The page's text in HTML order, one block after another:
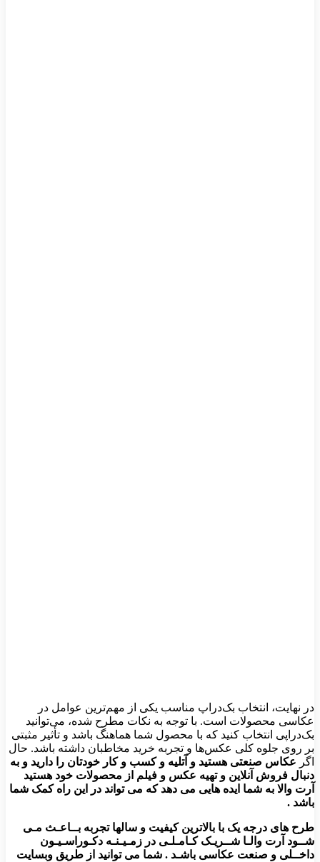
در نهایت، انتخاب بک‌دراپ مناسب یکی از مهم‌ترین عوامل در
عکاسی محصولات است. با توجه به نکات مطرح شده، می‌توانید
بک‌دراپی انتخاب کنید که با محصول شما هماهنگ باشد و تأثیر مثبتی
بر روی جلوه کلی عکس‌ها و تجربه خرید مخاطبان داشته باشد. حال
اگر عکاس صنعتی هستید و آتلیه و کسب و کار خودتان را دارید و به
دنبال فروش آنلاین و تهیه عکس و فیلم از محصولات خود هستید
آرت والا به شما ایده هایی می دهد که می تواند در این راه کمک شما
باشد .
طرح های درجه یک با بالاترین کیفیت و سالها تجربه بــاعـث مـی
شــود آرت والـا شــریـک کـامـلـی در زمـیـنـه دکـوراسـیـون
داخــلی و صنعت عکاسی باشـد . شما می توانید از طریق وبسایت